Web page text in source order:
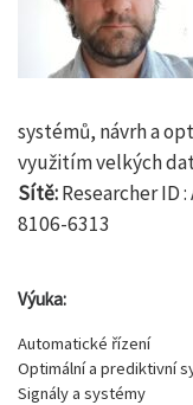
systémů, návrh a
využitím velkých
Sítě:Researcher ID
8106-6313
Výuka:
Automatické řízení
Optimální a prediktivní
Signály a systémy